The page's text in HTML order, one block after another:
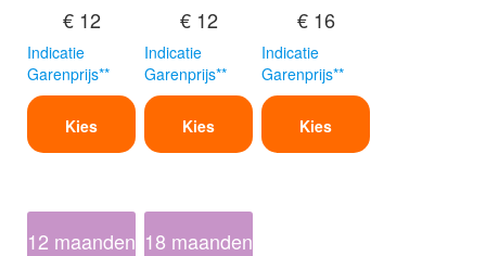
€ 12
Indicatie
Garenprijs**
Kies
€ 12
Indicatie
Garenprijs**
Kies
€ 16
Indicatie
Garenprijs**
Kies
12 maanden 18 maanden